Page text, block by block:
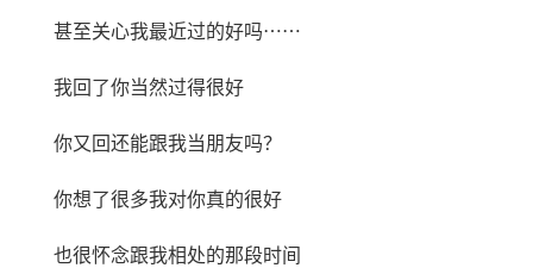
甚至关心我最近过的好吗⋯⋯
我回了你当然过得很好
你又回还能跟我当朋友吗？
你想了很多我对你真的很好
也很怀念跟我相处的那段时间